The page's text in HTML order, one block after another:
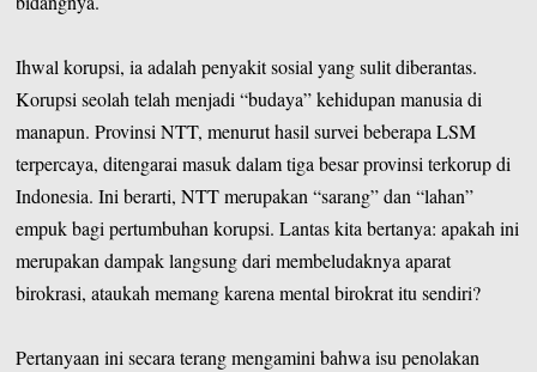
Ihwal korupsi, ia adalah penyakit sosial yang sulit diberantas.
Korupsi seolah telah menjadi “budaya” kehidupan manusia di
manapun. Provinsi NTT, menurut hasil survei beberapa LSM
terpercaya, ditengarai masuk dalam tiga besar provinsi terkorup di
Indonesia. Ini berarti, NTT merupakan “sarang” dan “lahan”
empuk bagi pertumbuhan korupsi. Lantas kita bertanya: apakah ini
merupakan dampak langsung dari membeludaknya aparat
birokrasi, ataukah memang karena mental birokrat itu sendiri?
Pertanyaan ini secara terang mengamini bahwa isu penolakan